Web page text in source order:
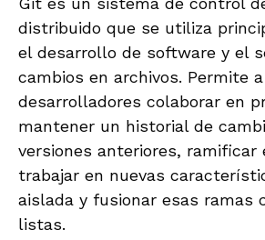
distribuido que se utiliza
el desarrollo de software y el
cambios en archivos. Permite
desarrolladores colaborar en
mantener un historial de
versiones anteriores, ramificar
trabajar en nuevas
aislada y fusionar esas ramas
listas.